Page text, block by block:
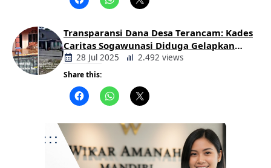
Transparansi Dana Desa Terancam: Kades
Caritas Sogawunasi Diduga Gelapkan
Bantuan untuk Warga
28 Jul 2025 2.492 views
Share this: